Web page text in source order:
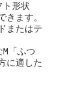
ト形状
きます。
またはテ
「ふつ
に適した